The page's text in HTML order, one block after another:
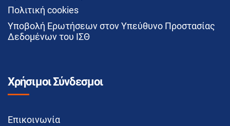
Πολιτική cookies
Υποβολή Ερωτήσεων στον Υπεύθυνο Προστασίας
Δεδομένων του ΙΣΘ
Χρήσιμοι Σύνδεσμοι
Επικοινωνία